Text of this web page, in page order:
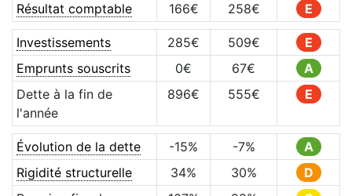
Résultat comptable
166€ 258€ E
Investissements 285€ 509€
E
Emprunts souscrits
0€ 67€
A
Dette à la fin de
l'année
896€ 555€ E
Évolution de la dette -15% -7%
A
Rigidité structurelle
34% 30%
D